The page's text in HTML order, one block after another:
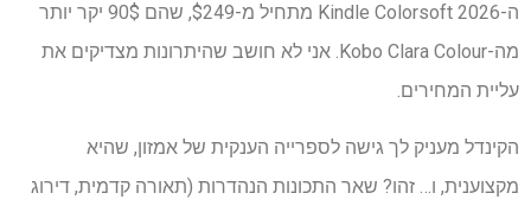
ה-Kindle Colorsoft 2026 מתחיל מ-$249, שהם 90$ יקר יותר
מה-Kobo Clara Colour. אני לא חושב שהיתרונות מצדיקים את
עליית המחירים.
הקינדל מעניק לך גישה לספרייה הענקית של אמזון, שהיא
מקצוענית, ו… זהו? שאר התכונות הנהדרות (תאורה קדמית, דירוג